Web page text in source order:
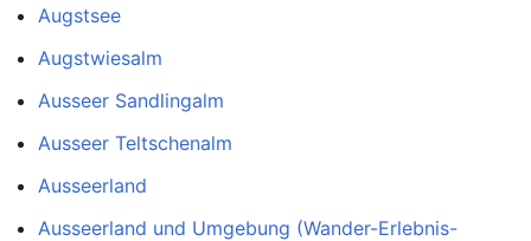
Augstsee
Augstwiesalm
Ausseer Sandlingalm
Ausseer Teltschen­alm
Ausseerland
Ausseerland und Umgebung (Wander-Erlebnis-